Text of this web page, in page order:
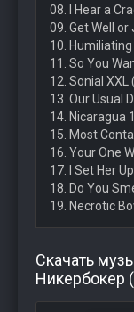
08. I Hear a
09. Get Well
10.
11. So You
12. Sonial XXL
13. Our Usual
14. Nicaragua
15. Most
16. Your One
17. I Set Her
18. Do You
19. Necrotic
Скачать
Никербокер